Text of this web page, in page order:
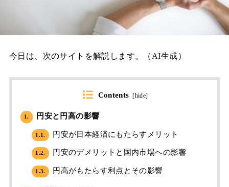
今日は、次のサイトを解説します。（AI生成）
Contents [hide]
1. 円安と円高の影響
1.1. 円安が日本経済にもたらすメリット
1.2. 円安のデメリットと国内市場への影響
1.3. 円高がもたらす利点とその影響